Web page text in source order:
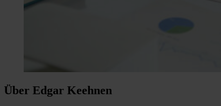
Über Edgar Keehnen